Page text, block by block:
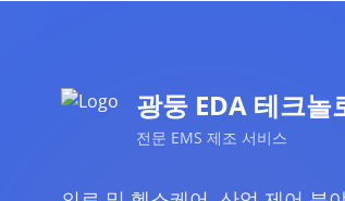
광둥 EDA 테크놀
전문 EMS 제조 서비스